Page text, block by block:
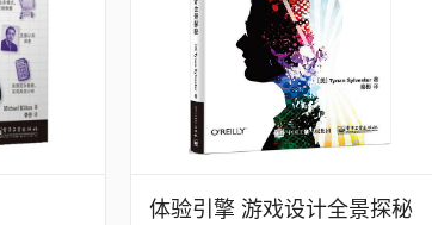
体验引擎 游戏设计全景探秘